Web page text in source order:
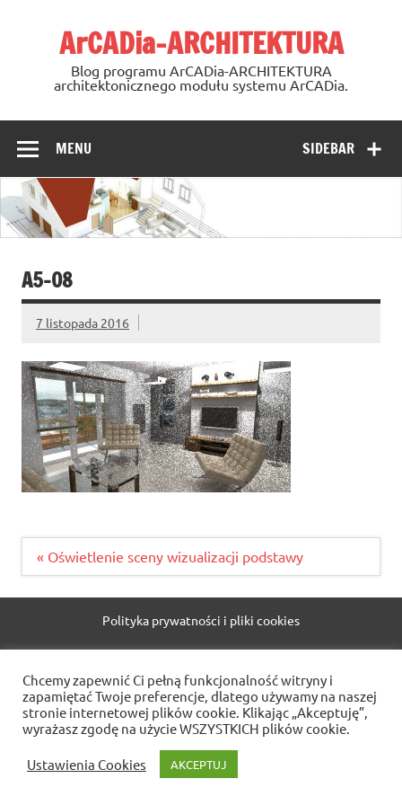
ArCADia-ARCHITEKTURA
Blog programu ArCADia-ARCHITEKTURA
architektonicznego modułu systemu ArCADia.
SIDEBAR
MENU
A5-08
7 listopada 2016
Nawigacja
« Oświetlenie sceny wizualizacji podstawy
Polityka prywatności i pliki cookies
WordPress Theme: Dynamic News by ThemeZee.
Chcemy zapewnić Ci pełną funkcjonalność witryny i
zapamiętać Twoje preferencje, dlatego używamy na naszej
stronie internetowej plików cookie. Klikając „Akceptuję”,
wyrażasz zgodę na użycie WSZYSTKICH plików cookie.
Ustawienia Cookies AKCEPTUJ